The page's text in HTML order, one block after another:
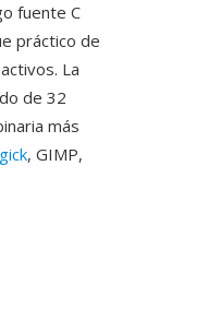
fuente C
práctico de
La
de 32
más
, GIMP,